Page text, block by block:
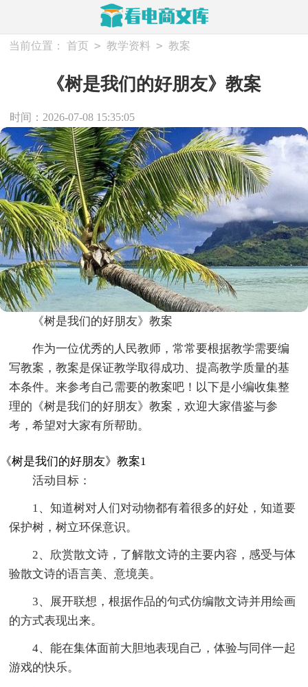
当前位置： 首页 > 教学资料 > 教案
《树是我们的好朋友》教案
时间：2026-07-08 15:35:05
《树是我们的好朋友》教案
作为一位优秀的人民教师，常常要根据教学需要编
写教案，教案是保证教学取得成功、提高教学质量的基
本条件。来参考自己需要的教案吧！以下是小编收集整
理的《树是我们的好朋友》教案，欢迎大家借鉴与参
考，希望对大家有所帮助。
《树是我们的好朋友》教案1
活动目标：
1、知道树对人们对动物都有着很多的好处，知道要
保护树，树立环保意识。
2、欣赏散文诗，了解散文诗的主要内容，感受与体
验散文诗的语言美、意境美。
3、展开联想，根据作品的句式仿编散文诗并用绘画
的方式表现出来。
4、能在集体面前大胆地表现自己，体验与同伴一起
游戏的快乐。